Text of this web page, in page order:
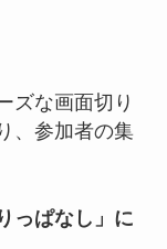
ズな画面切り
、参加者の集
っぱなし」に